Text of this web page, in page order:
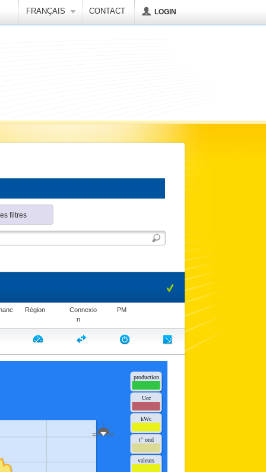
FRANÇAIS CONTACT LOGIN
filtres
Région
Connexio
n
PM